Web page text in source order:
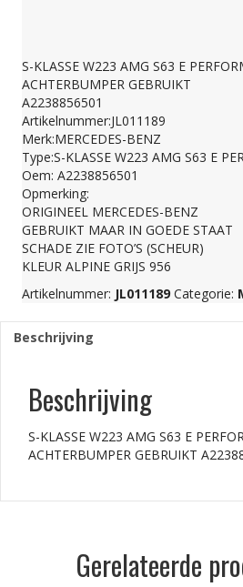
W223
AMG
S63
E
GEBRUIKT
S-KLASSE W223 AMG S63 E
ACHTERBUMPER GEBRUIKT
A2238856501
Artikelnummer:JL011189
Merk:MERCEDES-BENZ
Type:S-KLASSE W223 AMG S63 E
Oem: A2238856501
Opmerking:
ORIGINEEL MERCEDES-BENZ
GEBRUIKT MAAR IN GOEDE STAAT
SCHADE ZIE FOTO’S (SCHEUR)
KLEUR ALPINE GRIJS 956
Artikelnummer: JL011189 Categorie:
Beschrijving
Beschrijving
S-KLASSE W223 AMG S63 E
ACHTERBUMPER GEBRUIKT
Gerelateerde